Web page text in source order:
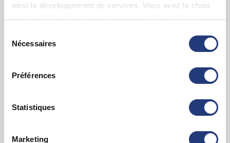
ainsi le développement de services. Vous avez le choix
quant à l'utilisation de vos données et à leurs finalités.
tout moment en consultant la Déclaration relative aux
cookies ou en cliquant sur l'icône de confidentialité.
Si vous le permettez, nous aimerions également :
géographique qui peuvent être précises à plusieurs
Identifier votre appareil en l'analysant activement
Nécessaires
Préférences
Statistiques
Marketing
Marne (51)
Nord (59) 131 dates disponibles
Oise (60) 78 dates disponibles
Pas de Calais (62) 74 dates disponibles
Seine-et-Marne (77) 331 dates disponibles